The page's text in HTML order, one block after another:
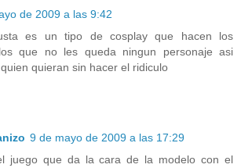
de 2009 a las 9:42
es un tipo de cosplay que hacen los
que no les queda ningun personaje asi
quieran sin hacer el ridiculo
9 de mayo de 2009 a las 17:29
juego que da la cara de la modelo con el